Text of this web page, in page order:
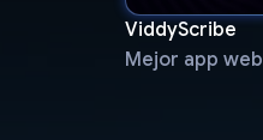
ViddyScribe
Mejor app web